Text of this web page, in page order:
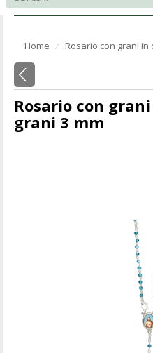
Home ⁄ Rosario con grani in
Rosario con
grani 3 mm